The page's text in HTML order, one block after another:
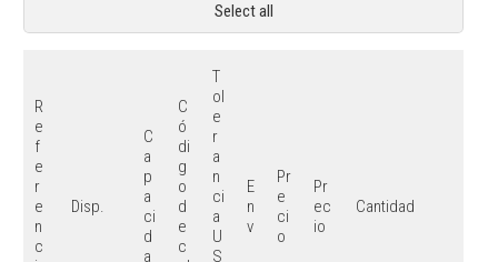
Select all
R
e
f
e
r
e
n
c
Disp.
C
a
p
a
ci
d
a
C
ó
di
g
o
d
e
c
T
ol
e
r
a
n
ci
a
U
S
E
n
v
Pr
e
ci
o
Pr
ec
io
Cantidad